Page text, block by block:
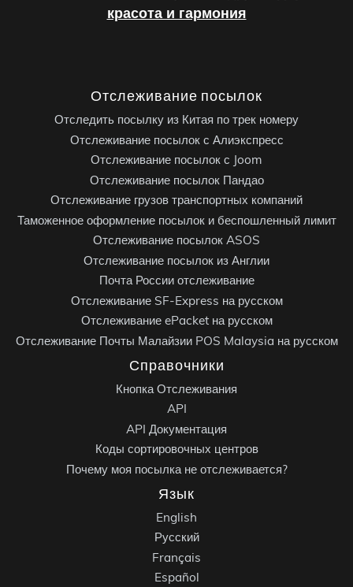
красота и гармония
Отслеживание посылок
Отследить посылку из Китая по трек номеру
Отслеживание посылок с Алиэкспресс
Отслеживание посылок с Joom
Отслеживание посылок Пандао
Отслеживание грузов транспортных компаний
Таможенное оформление посылок и беспошленный лимит
Отслеживание посылок ASOS
Отслеживание посылок из Англии
Почта России отслеживание
Отслеживание SF-Express на русском
Отслеживание ePacket на русском
Отслеживание Почты Малайзии POS Malaysia на русском
Справочники
Кнопка Отслеживания
API
API Документация
Коды сортировочных центров
Почему моя посылка не отслеживается?
Язык
English
Русский
Français
Español